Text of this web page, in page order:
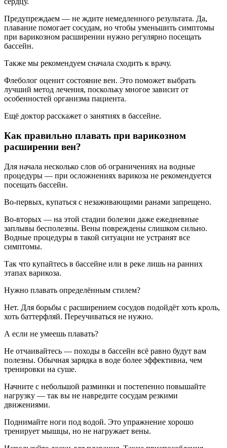
Предупреждаем — не ждите немедленного результата. Да,
плавание помогает сосудам, но чтобы уменьшить симптомы
при варикозном расширении нужно регулярно посещать
бассейн.
Также мы рекомендуем сначала сходить к врачу.
Флеболог оценит состояние вен. Это поможет выбрать
лучший метод лечения, поскольку многое зависит от
особенностей организма пациента.
Ещё доктор расскажет о занятиях в бассейне.
Как правильно плавать при варикозном
расширении вен?
Для начала несколько слов об ограничениях на водные
процедуры — при осложнениях варикоза не рекомендуется
посещать бассейн.
Во-первых, купаться с незаживающими ранами запрещено.
Во-вторых — на этой стадии болезни даже ежедневные
заплывы бесполезны. Вены повреждены слишком сильно.
Водные процедуры в такой ситуации не устранят все
симптомы.
Так что купайтесь в бассейне или в реке лишь на ранних
этапах варикоза.
Нужно плавать определённым стилем?
Нет. Для борьбы с расширением сосудов подойдёт хоть кроль,
хоть баттерфляй. Переучиваться не нужно.
А если не умеешь плавать?
Не отчаивайтесь — походы в бассейн всё равно будут вам
полезны. Обычная зарядка в воде более эффективна, чем
тренировки на суше.
Начните с небольшой разминки и постепенно повышайте
нагрузку — так вы не навредите сосудам резкими
движениями.
Поднимайте ноги под водой. Это упражнение хорошо
тренирует мышцы, но не нагружает вены.